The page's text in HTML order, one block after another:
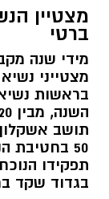
מצטיין
ברטי
מצטייני
בראשות
תושב
50
תפקידו
בגדוד שקד